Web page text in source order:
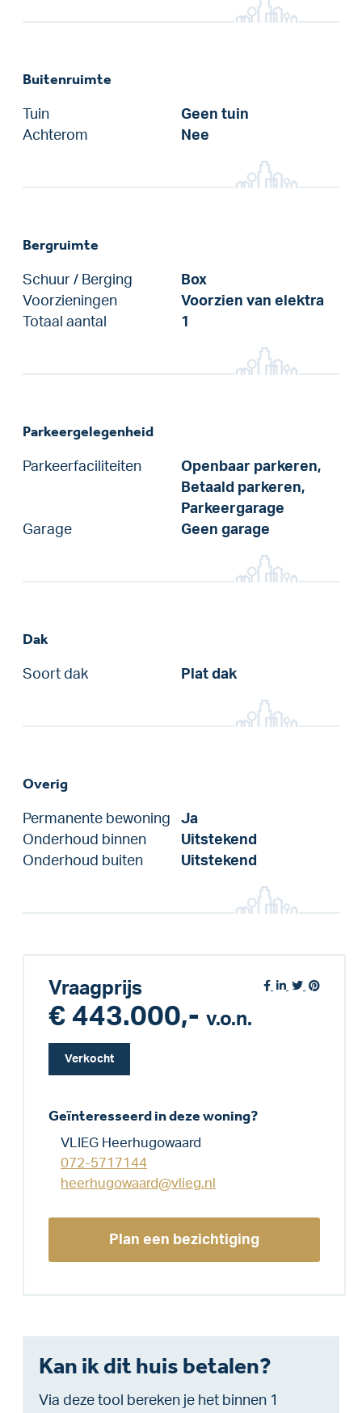
Buitenruimte
Tuin
Geen tuin
Achterom
Nee
Bergruimte
Schuur / Berging
Box
Voorzieningen
Voorzien van elektra
Totaal aantal
1
Parkeergelegenheid
Parkeerfaciliteiten
Openbaar parkeren,
Betaald parkeren,
Parkeergarage
Garage
Geen garage
Dak
Soort dak Plat dak
Overig
Permanente bewoning
Ja
Onderhoud binnen
Uitstekend
Onderhoud buiten
Uitstekend
Vraagprijs
€ 443.000,- v.o.n.
Verkocht
Geïnteresseerd in deze woning?
VLIEG Heerhugowaard
072-5717144
heerhugowaard@vlieg.nl
Plan een bezichtiging
Kan ik dit huis betalen?
Via deze tool bereken je het binnen 1